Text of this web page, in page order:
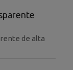
de alta